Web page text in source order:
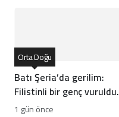
Batı Şeria’da gerilim:
Filistinli bir genç vuruldu,
sınıflar yıkıldı
Orta Doğu
1 gün önce